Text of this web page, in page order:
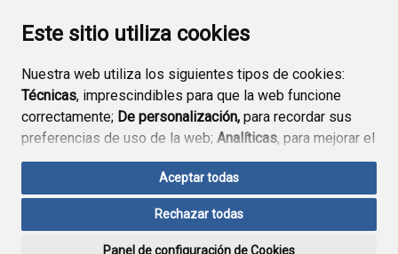
Este sitio utiliza cookies
Nuestra web utiliza los siguientes tipos de cookies:
Técnicas, imprescindibles para que la web funcione
correctamente; De personalización, para recordar sus
preferencias de uso de la web; Analíticas, para mejorar el
funcionamiento de la web y sus servicios.
Si acepta pulsando el botón“Aceptar todas”
consideramos que acepta su uso. Si pulsa el botón
Aceptar todas
Rechazar todas
Panel de configuración de Cookies